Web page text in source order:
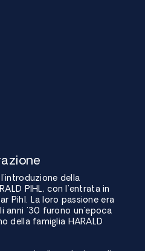
della
PIHL, con l'entrata in
Pihl. La loro passione era
anni '30 furono un'epoca
della famiglia HARALD